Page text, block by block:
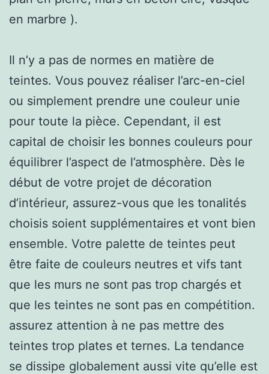
en marbre ).
Il n’y a pas de normes en matière de
teintes. Vous pouvez réaliser l’arc-en-ciel
ou simplement prendre une couleur unie
pour toute la pièce. Cependant, il est
capital de choisir les bonnes couleurs pour
équilibrer l’aspect de l’atmosphère. Dès le
début de votre projet de décoration
d’intérieur, assurez-vous que les tonalités
choisis soient supplémentaires et vont bien
ensemble. Votre palette de teintes peut
être faite de couleurs neutres et vifs tant
que les murs ne sont pas trop chargés et
que les teintes ne sont pas en compétition.
assurez attention à ne pas mettre des
teintes trop plates et ternes. La tendance
se dissipe globalement aussi vite qu’elle est